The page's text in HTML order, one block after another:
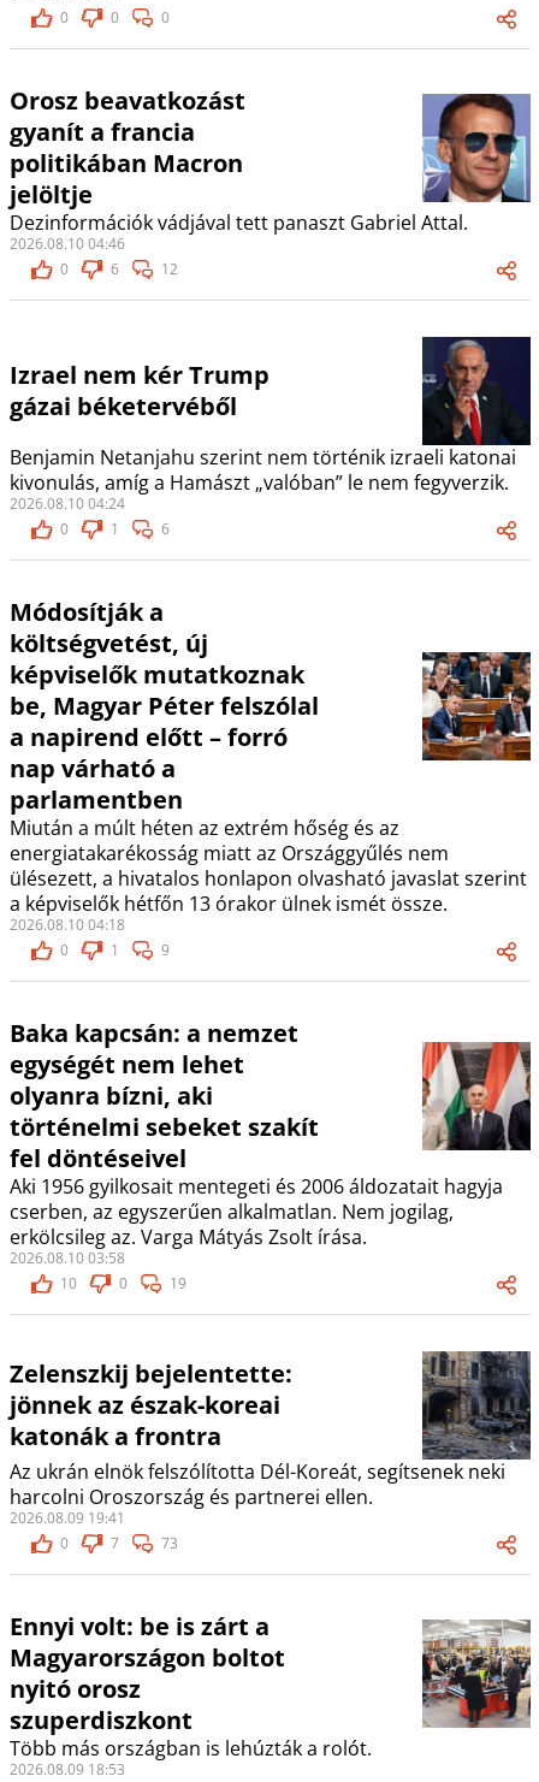
0
0 0
Orosz beavatkozást
gyanít a francia
politikában Macron
jelöltje
Dezinformációk vádjával tett panaszt Gabriel Attal.
2026.08.10 04:46
0
6 12
Izrael nem kér Trump
gázai béketervéből
Benjamin Netanjahu szerint nem történik izraeli katonai
kivonulás, amíg a Hamászt „valóban” le nem fegyverzik.
2026.08.10 04:24
0
1 6
Módosítják a
költségvetést, új
képviselők mutatkoznak
be, Magyar Péter felszólal
a napirend előtt – forró
nap várható a
parlamentben
Miután a múlt héten az extrém hőség és az
energiatakarékosság miatt az Országgyűlés nem
ülésezett, a hivatalos honlapon olvasható javaslat szerint
a képviselők hétfőn 13 órakor ülnek ismét össze.
2026.08.10 04:18
0
1 9
Baka kapcsán: a nemzet
egységét nem lehet
olyanra bízni, aki
történelmi sebeket szakít
fel döntéseivel
Aki 1956 gyilkosait mentegeti és 2006 áldozatait hagyja
cserben, az egyszerűen alkalmatlan. Nem jogilag,
erkölcsileg az. Varga Mátyás Zsolt írása.
2026.08.10 03:58
10
0 19
Zelenszkij bejelentette:
jönnek az észak-koreai
katonák a frontra
Az ukrán elnök felszólította Dél-Koreát, segítsenek neki
harcolni Oroszország és partnerei ellen.
2026.08.09 19:41
0
7 73
Ennyi volt: be is zárt a
Magyarországon boltot
nyitó orosz
szuperdiszkont
Több más országban is lehúzták a rolót.
2026.08.09 18:53